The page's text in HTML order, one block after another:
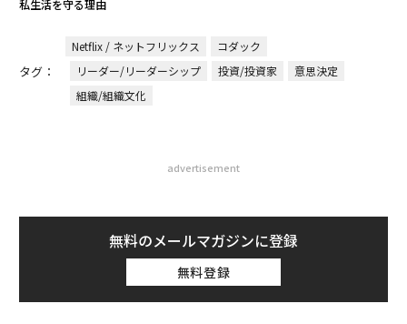
私生活を守る理由
タグ：
Netflix / ネットフリックス
コダック
リーダー/リーダーシップ
投資/投資家
意思決定
組織/組織文化
advertisement
無料のメールマガジンに登録
無料登録